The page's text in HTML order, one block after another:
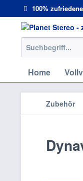
100%
Home
Zubehör